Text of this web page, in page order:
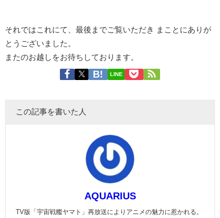
それではこれにて、最後までご覧いただき まことにありが
とうございました。
またのお越しをお待ちしております。
LINE
この記事を書いた人
AQUARIUS
TV版「宇宙戦艦ヤマト」再放送によりアニメの魅力に惹かれる。